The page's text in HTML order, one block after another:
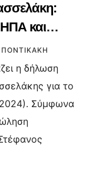
και
η δήλωση
για το
Σύμφωνα